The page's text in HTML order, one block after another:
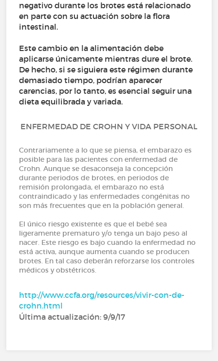
negativo durante los brotes está relacionado
en parte con su actuación sobre la flora
intestinal.
Este cambio en la alimentación debe
aplicarse únicamente mientras dure el brote.
De hecho, si se siguiera este régimen durante
demasiado tiempo, podrían aparecer
carencias, por lo tanto, es esencial seguir una
dieta equilibrada y variada.
ENFERMEDAD DE CROHN Y VIDA PERSONAL
Contrariamente a lo que se piensa, el embarazo es
posible para las pacientes con enfermedad de
Crohn. Aunque se desaconseja la concepción
durante periodos de brotes, en periodos de
remisión prolongada, el embarazo no está
contraindicado y las enfermedades congénitas no
son más frecuentes que en la población general.
El único riesgo existente es que el bebé sea
ligeramente prematuro y/o tenga un bajo peso al
nacer. Este riesgo es bajo cuando la enfermedad no
está activa, aunque aumenta cuando se producen
brotes. En tal caso deberán reforzarse los controles
médicos y obstétricos.
http://www.ccfa.org/resources/vivir-con-de-
crohn.html
Última actualización: 9/9/17